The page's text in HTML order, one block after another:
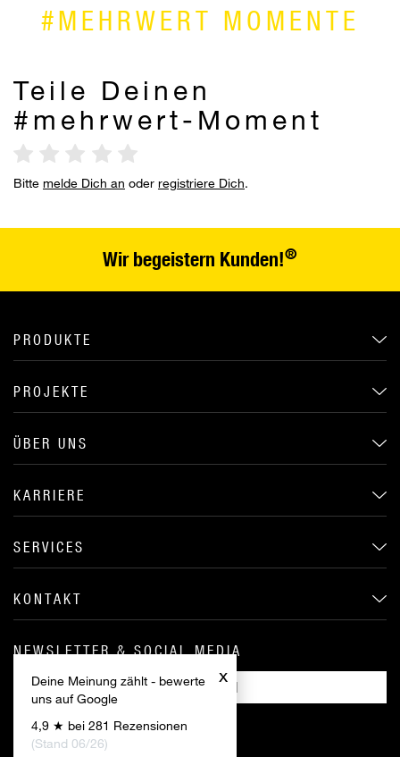
x
Deine Meinung zählt - bewerte
uns auf Google
4,9 ★ bei 281 Rezensionen
(Stand 06/26)
#MEHRWERT MOMENTE
Teile Deinen
#mehrwert-Moment
Bitte melde Dich an oder registriere Dich.
Wir begeistern Kunden!®
PRODUKTE
PROJEKTE
ÜBER UNS
KARRIERE
SERVICES
KONTAKT
NEWSLETTER & SOCIAL MEDIA
ANMELDEN